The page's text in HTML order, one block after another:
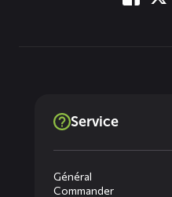
Service
Général
Commander